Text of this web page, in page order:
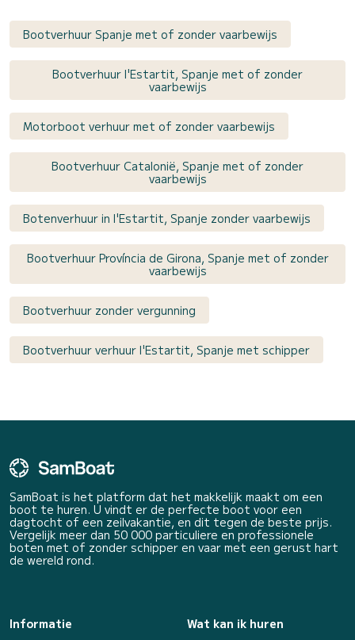
Bootverhuur Spanje met of zonder vaarbewijs
Bootverhuur l'Estartit, Spanje met of zonder
vaarbewijs
Motorboot verhuur met of zonder vaarbewijs
Bootverhuur Catalonië, Spanje met of zonder
vaarbewijs
Botenverhuur in l'Estartit, Spanje zonder vaarbewijs
Bootverhuur Província de Girona, Spanje met of zonder
vaarbewijs
Bootverhuur zonder vergunning
Bootverhuur verhuur l'Estartit, Spanje met schipper
SamBoat is het platform dat het makkelijk maakt om een
boot te huren. U vindt er de perfecte boot voor een
dagtocht of een zeilvakantie, en dit tegen de beste prijs.
Vergelijk meer dan 50 000 particuliere en professionele
boten met of zonder schipper en vaar met een gerust hart
de wereld rond.
Informatie
Wat kan ik huren